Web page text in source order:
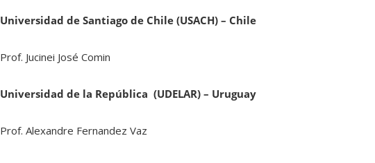
Universidad de Santiago de Chile (USACH) – Chile
Prof. Jucinei José Comin
Universidad de la República (UDELAR) – Uruguay
Prof. Alexandre Fernandez Vaz